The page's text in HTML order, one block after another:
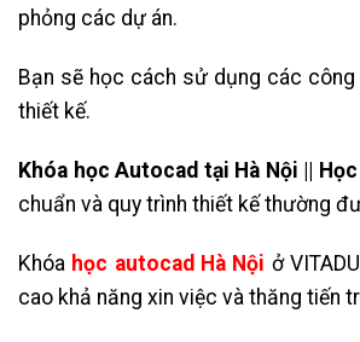
phỏng các dự án.
Bạn sẽ học cách sử dụng các
thiết kế.
Khóa học Autocad tại Hà Nội ||
chuẩn và quy trình thiết kế thường
Khóa học autocad Hà Nội ở VITADU
cao khả năng xin việc và thăng tiến